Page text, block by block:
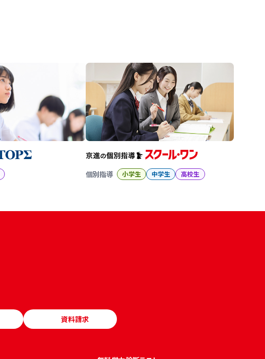
個別指導 小学生 中学生 高校生
資料請求